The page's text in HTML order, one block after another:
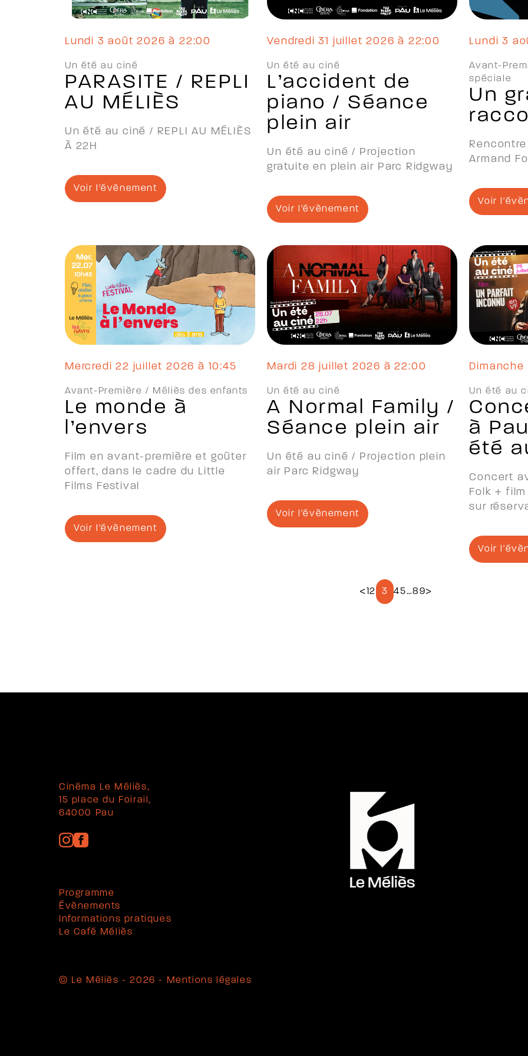
lundi 3 août 2026 à 22:00
Un été au ciné
PARASITE / REPLI
AU MÉLIÈS
Un été au ciné / REPLI AU MÉLIÈS
À 22H
Voir l'évènement
vendredi 31 juillet 2026 à 22:00
Un été au ciné
L’accident de
piano / Séance
plein air
Un été au ciné / Projection
gratuite en plein air Parc Ridgway
Voir l'évènement
lundi 3
Avant-
spéciale
Un
Armand
Voir
mercredi 22 juillet 2026 à 10:45
Avant-Première / Méliès des enfants
Le monde à
l’envers
Film en avant-première et goûter
offert, dans le cadre du Little
Films Festival
Voir l'évènement
mardi 28 juillet 2026 à 22:00
Un été au ciné
A Normal Family /
Séance plein air
Un été au ciné / Projection plein
air Parc Ridgway
Voir l'évènement
Un été au
à
été
Concert
Folk + film
sur
Voir
< 12 3 45…89>
Cinéma Le Méliès,
15 place du Foirail,
64000 Pau
Programme
Évènements
Informations pratiques
Le Café Méliès
© Le Méliès - 2026 - Mentions légales